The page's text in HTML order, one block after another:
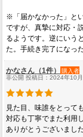
※「届かなかった」と
ですが、真摯に対応・
るようです。逆にいう
た。手続き完了になっ
かなさん（1件）
購入者
非公開 投稿日：2024年10
見た目、味誰をとって
対応も丁寧でまた利用
ありがとうございまし